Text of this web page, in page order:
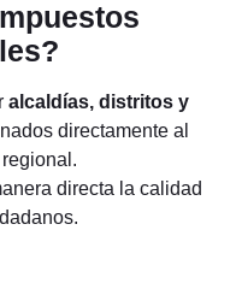
alcaldías, distritos y
directamente al
directa la calidad